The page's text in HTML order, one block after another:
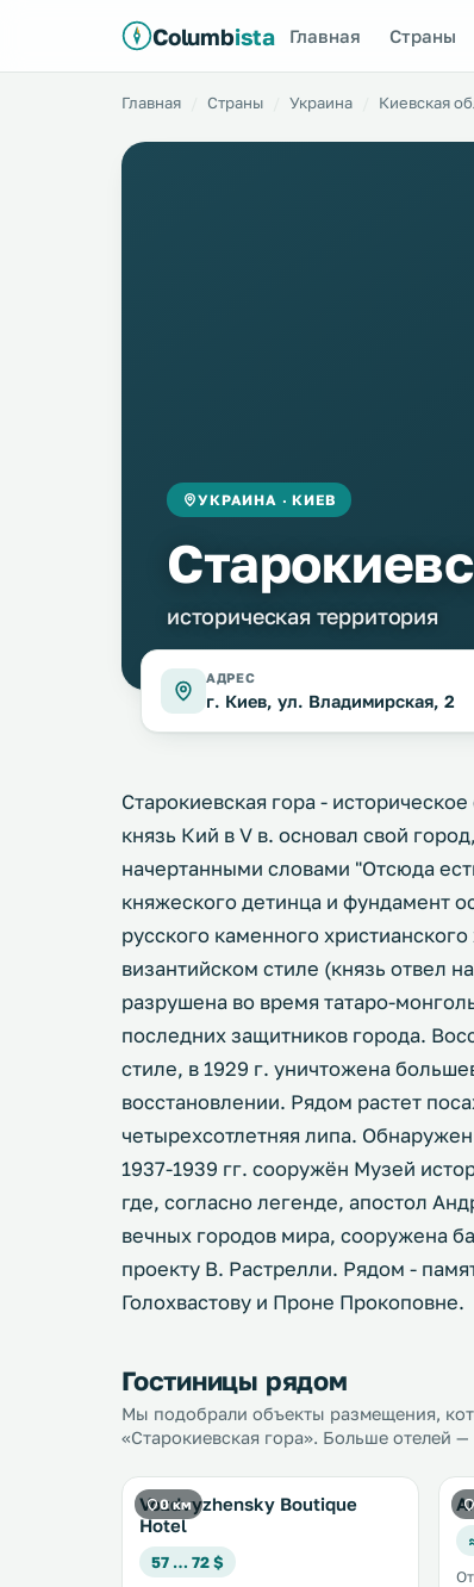
Columbista Главная Страны
Главная Страны Украина Киевская
УКРАИНА · КИЕВ
историческая территория
АДРЕС
г. Киев, ул. Владимирская, 2
Старокиевская гора -
князь Кий в V в. основал свой
начертанными словами "Отсюда
княжеского детинца и фундамент
русского каменного
византийском стиле (князь отвел
разрушена во время татаро-
последних защитников города.
стиле, в 1929 г. уничтожена
восстановлении. Рядом растет
четырехсотлетняя липа.
1937-1939 гг. сооружён Музей
где, согласно легенде, апостол
вечных городов мира, сооружена
проекту В. Растрелли. Рядом -
Голохвастову и Проне Прокоповне.
Гостиницы рядом
Мы подобрали объекты размещения,
«Старокиевская гора». Больше отелей
0 км
Vozdvyzhensky Boutique
Hotel
57 … 72 $